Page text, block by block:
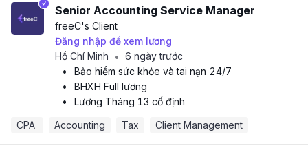
Senior Accounting Service Manager
freeC's Client
Đăng nhập để xem lương
Hồ Chí Minh
• 6 ngày trước
•
Bảo hiểm sức khỏe và tai nạn 24/7
•
BHXH Full lương
•
Lương Tháng 13 cố định
CPA
Accounting Tax Client Management